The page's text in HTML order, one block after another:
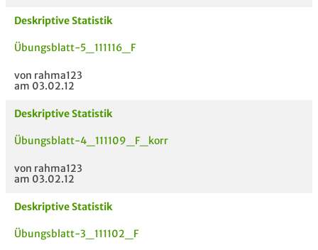
Deskriptive Statistik
Übungsblatt-5_111116_F
von rahma123
am 03.02.12
Deskriptive Statistik
Übungsblatt-4_111109_F_korr
von rahma123
am 03.02.12
Deskriptive Statistik
Übungsblatt-3_111102_F